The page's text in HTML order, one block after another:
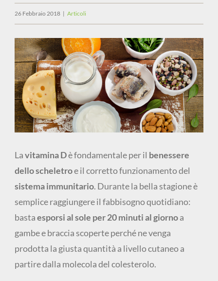
26 Febbraio 2018 | Articoli
Ingrandisci
immagine
Lavitamina Dè fondamentale per il benessere
dello scheletroe il corretto funzionamento del
sistema immunitario. Durante la bella stagione è
semplice raggiungere il fabbisogno quotidiano:
bastaesporsi al sole per 20 minuti al giornoa
gambe e braccia scoperte perché ne venga
prodotta la giusta quantità a livello cutaneo a
partire dalla molecola del colesterolo.